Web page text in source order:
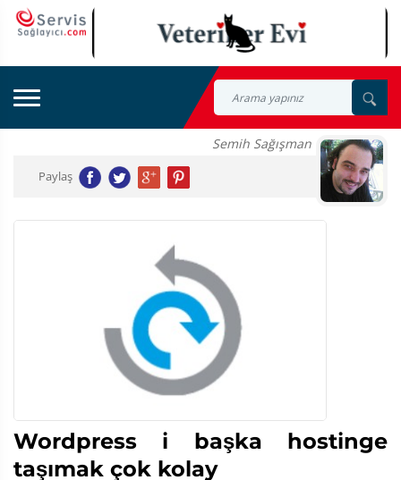
Semih Sağışman
Paylaş
Wordpress i başka hostinge
taşımak çok kolay